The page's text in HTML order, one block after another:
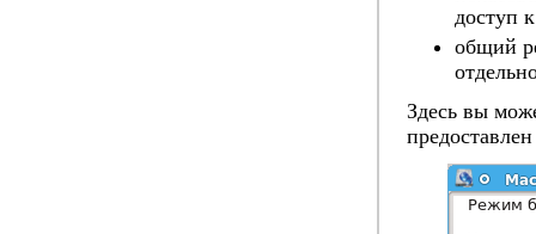
доступ
общий
Здесь вы